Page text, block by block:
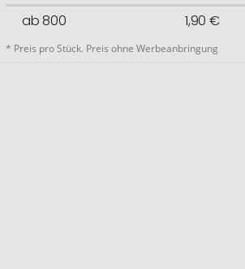
ab 800
1,90 €
* Preis pro Stück. Preis ohne Werbeanbringung